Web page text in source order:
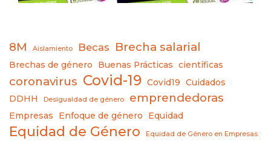
8M Aislamiento Becas Brecha salarial
Brechas de género Buenas Prácticas científicas
coronavirus Covid-19 Covid19
Cuidados
DDHH
Desigualdad de género emprendedoras
Empresas Enfoque de género Equidad
Equidad de Género Equidad de Género en Empresas